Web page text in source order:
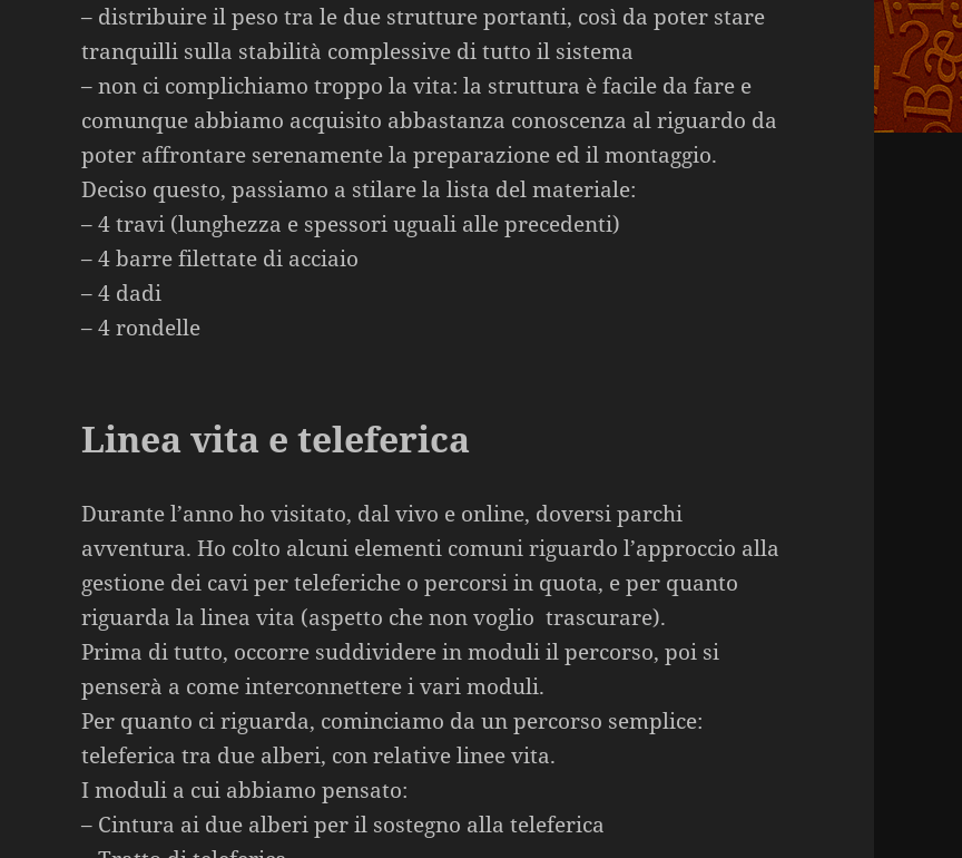
– distribuire il peso tra le due strutture portanti, così da poter stare
tranquilli sulla stabilità complessive di tutto il sistema
– non ci complichiamo troppo la vita: la struttura è facile da fare e
comunque abbiamo acquisito abbastanza conoscenza al riguardo da
poter affrontare serenamente la preparazione ed il montaggio.
Deciso questo, passiamo a stilare la lista del materiale:
– 4 travi (lunghezza e spessori uguali alle precedenti)
– 4 barre filettate di acciaio
– 4 dadi
– 4 rondelle
Linea vita e teleferica
Durante l’anno ho visitato, dal vivo e online, doversi parchi
avventura. Ho colto alcuni elementi comuni riguardo l’approccio alla
gestione dei cavi per teleferiche o percorsi in quota, e per quanto
riguarda la linea vita (aspetto che non voglio trascurare).
Prima di tutto, occorre suddividere in moduli il percorso, poi si
penserà a come interconnettere i vari moduli.
Per quanto ci riguarda, cominciamo da un percorso semplice:
teleferica tra due alberi, con relative linee vita.
I moduli a cui abbiamo pensato:
– Cintura ai due alberi per il sostegno alla teleferica